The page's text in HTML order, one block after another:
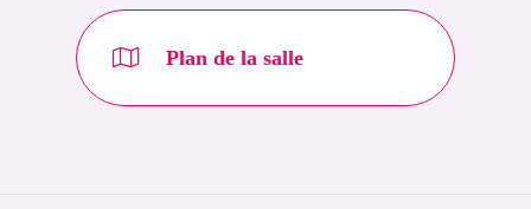
Plan de la salle